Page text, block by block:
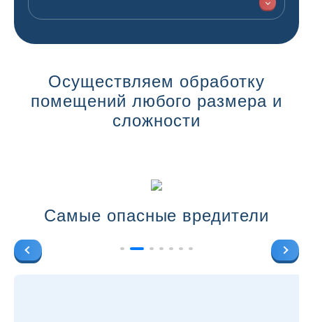
Осуществляем обработку
помещений любого размера и
сложности
Самые опасные вредители